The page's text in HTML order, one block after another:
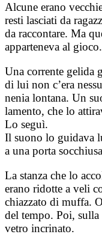
Alcune erano
resti lasciati da
da raccontare. Ma
apparteneva al
Una corrente gelida
di lui non c’era
nenia lontana. Un
lamento, che lo
Lo seguì.
Il suono lo guidava
a una porta
La stanza che lo
erano ridotte a veli
chiazzato di muffa.
del tempo. Poi,
vetro incrinato.